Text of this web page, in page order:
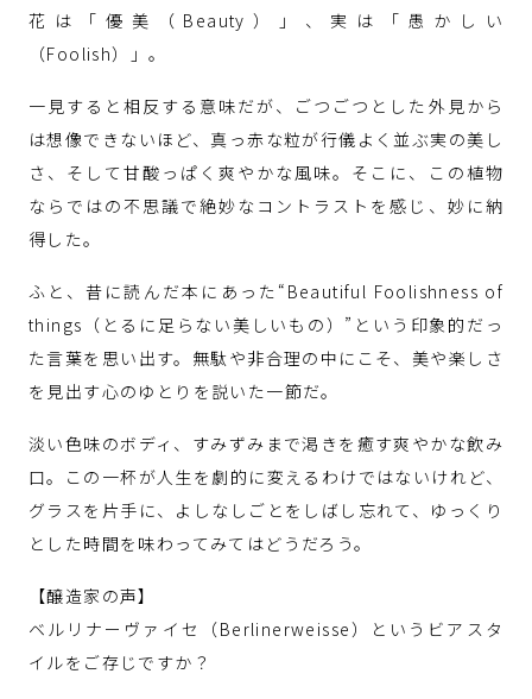
花は「優美（Beauty）」、実は「愚かしい
（Foolish）」。
一見すると相反する意味だが、ごつごつとした外見から
は想像できないほど、真っ赤な粒が行儀よく並ぶ実の美し
さ、そして甘酸っぱく爽やかな風味。そこに、この植物
ならではの不思議で絶妙なコントラストを感じ、妙に納
得した。
ふと、昔に読んだ本にあった“Beautiful Foolishness of
things（とるに足らない美しいもの）”という印象的だっ
た言葉を思い出す。無駄や非合理の中にこそ、美や楽しさ
を見出す心のゆとりを説いた一節だ。
淡い色味のボディ、すみずみまで渇きを癒す爽やかな飲み
口。この一杯が人生を劇的に変えるわけではないけれど、
グラスを片手に、よしなしごとをしばし忘れて、ゆっくり
とした時間を味わってみてはどうだろう。
【醸造家の声】
ベルリナーヴァイセ（Berlinerweisse）というビアスタ
イルをご存じですか？